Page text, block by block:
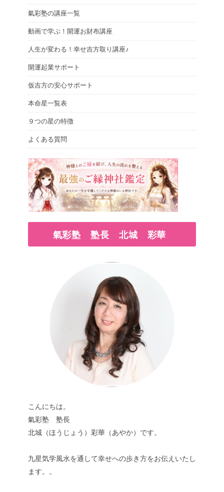
氣彩塾の講座一覧
動画で学ぶ！開運お財布講座
人生が変わる！幸せ吉方取り講座♪
開運起業サポート
仮吉方の安心サポート
本命星一覧表
９つの星の特徴
よくある質問
氣彩塾 塾長 北城 彩華
こんにちは。
氣彩塾 塾長
北城（ほうじょう）彩華（あやか）です。
九星気学風水を通して幸せへの歩き方をお伝えいたし
ます。。